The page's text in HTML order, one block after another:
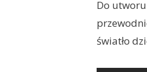
Do
światło